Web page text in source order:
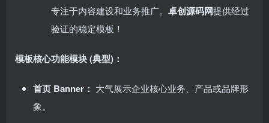
专注于内容建设和业务推广。​ 卓创源码网提供经过
验证的稳定模板！
模板核心功能模块 (典型)：​
首页 Banner：​ 大气展示企业核心业务、产品或品牌形
象。